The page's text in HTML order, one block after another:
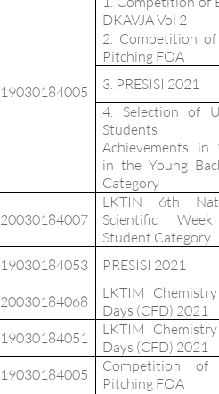
19030184005
DKAVJA Vol 2
2. Competition
Pitching FOA
3. PRESISI 2021
4. Selection of
Students
Achievements in
in the Young
Category
20030184007
LKTIN 6th
Scientific
Student Category
19030184053 PRESISI 2021
20030184068
LKTIM
Days (CFD) 2021
19030184051
LKTIM
Days (CFD) 2021
19030184005
Competition of
Pitching FOA